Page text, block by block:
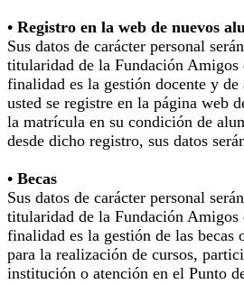
• Registro en la web de nuevos
Sus datos de carácter personal
titularidad de la Fundación
finalidad es la gestión docente y de
usted se registre en la página web
la matrícula en su condición de
desde dicho registro, sus datos
• Becas
Sus datos de carácter personal
titularidad de la Fundación
finalidad es la gestión de las becas
para la realización de cursos,
institución o atención en el Punto